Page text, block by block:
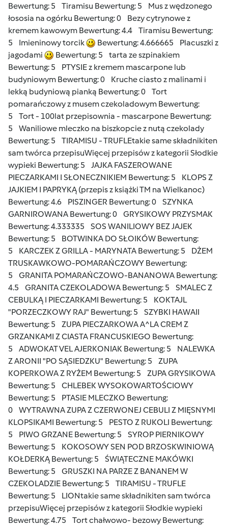
Bewertung: 5 Tiramisu Bewertung: 5 Mus z wędzonego
łososia na ogórku Bewertung: 0 Bezy cytrynowe z
kremem kawowym Bewertung: 4.4 Tiramisu Bewertung:
5 Imieninowy torcik Bewertung: 4.666665 Placuszki z
jagodami
Bewertung: 5 tarta ze szpinakiem
Bewertung: 5 PTYSIE z kremem mascarpone lub
budyniowym Bewertung: 0 Kruche ciasto z malinami i
lekką budyniową pianką Bewertung: 0 Tort
pomarańczowy z musem czekoladowym Bewertung:
5 Tort - 100lat przepisownia - mascarpone Bewertung:
5 Waniliowe mleczko na biszkopcie z nutą czekolady
Bewertung: 5 TIRAMISU - TRUFLEtakie same składnikiten
sam twórca przepisuWięcej przepisów z kategorii Słodkie
wypieki Bewertung: 5 JAJKA FASZEROWANE
PIECZARKAMI I SŁONECZNIKIEM Bewertung: 5 KLOPS Z
JAJKIEM I PAPRYKĄ (przepis z książki TM na Wielkanoc)
Bewertung: 4.6 PISZINGER Bewertung: 0 SZYNKA
GARNIROWANA Bewertung: 0 GRYSIKOWY PRZYSMAK
Bewertung: 4.333335 SOS WANILIOWY BEZ JAJEK
Bewertung: 5 BOTWINKA DO SŁOIKÓW Bewertung:
5 KARCZEK Z GRILLA - MARYNATA Bewertung: 5 DŻEM
TRUSKAWKOWO-POMARAŃCZOWY Bewertung:
5 GRANITA POMARAŃCZOWO-BANANOWA Bewertung:
4.5 GRANITA CZEKOLADOWA Bewertung: 5 SMALEC Z
CEBULKĄ I PIECZARKAMI Bewertung: 5 KOKTAJL
"PORZECZKOWY RAJ" Bewertung: 5 SZYBKI HAWAII
Bewertung: 5 ZUPA PIECZARKOWA A^LA CREM Z
GRZANKAMI Z CIASTA FRANCUSKIEGO Bewertung:
5 ADWOKAT VEL AJERKONIAK Bewertung: 5 NALEWKA
Z ARONII "PO SĄSIEDZKU" Bewertung: 5 ZUPA
KOPERKOWA Z RYŻEM Bewertung: 5 ZUPA GRYSIKOWA
Bewertung: 5 CHLEBEK WYSOKOWARTOŚCIOWY
Bewertung: 5 PTASIE MLECZKO Bewertung:
0 WYTRAWNA ZUPA Z CZERWONEJ CEBULI Z MIĘSNYMI
KLOPSIKAMI Bewertung: 5 PESTO Z RUKOLI Bewertung:
5 PIWO GRZANE Bewertung: 5 SYROP PIERNIKOWY
Bewertung: 5 KOKOSOWY SEN POD BRZOSKWINIOWĄ
KOŁDERKĄ Bewertung: 5 ŚWIĄTECZNE MAKÓWKI
Bewertung: 5 GRUSZKI NA PARZE Z BANANEM W
CZEKOLADZIE Bewertung: 5 TIRAMISU - TRUFLE
Bewertung: 5 LIONtakie same składnikiten sam twórca
przepisuWięcej przepisów z kategorii Słodkie wypieki
Bewertung: 4.75 Tort chałwowo- bezowy Bewertung: